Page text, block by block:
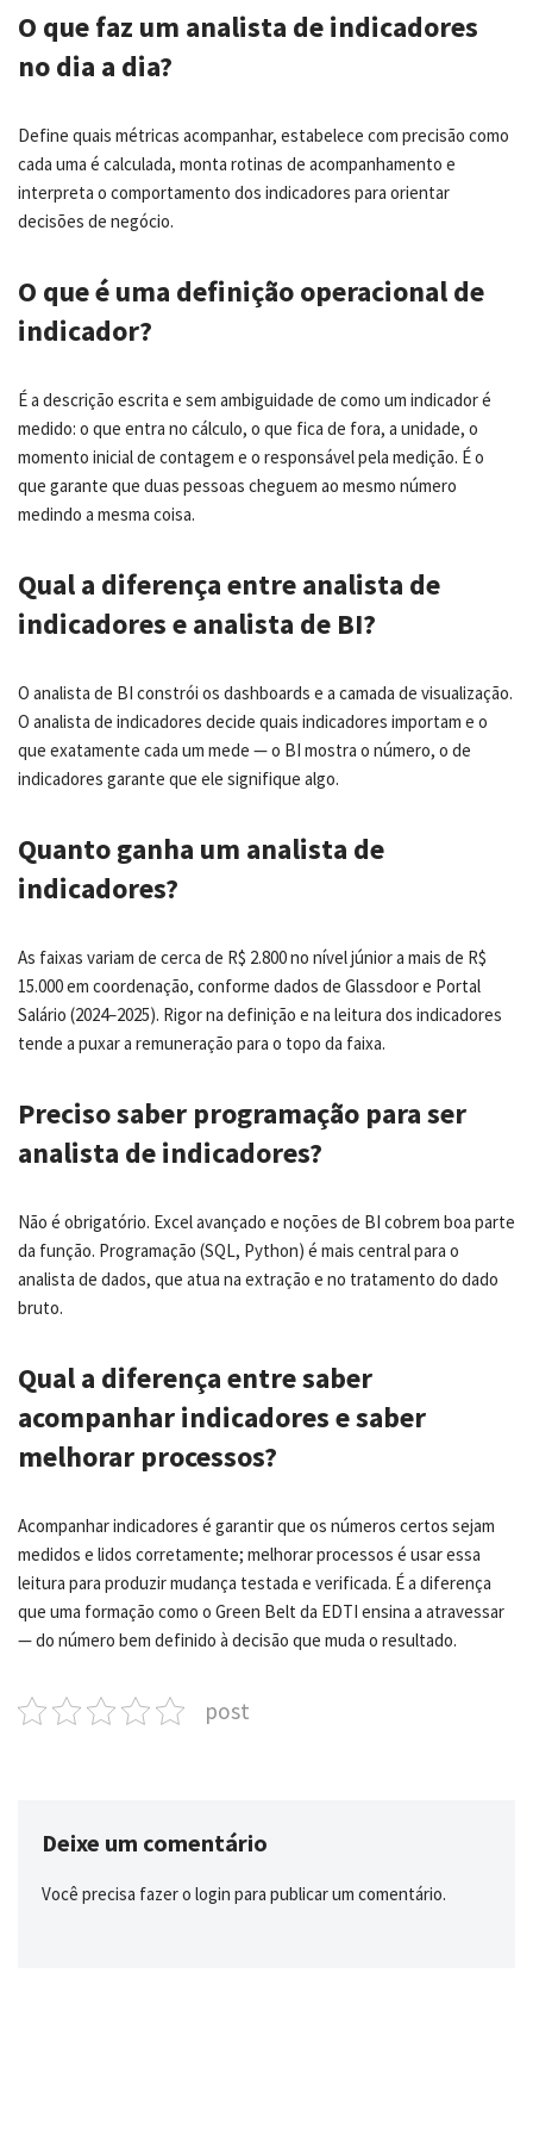
O que faz um analista de indicadores
no dia a dia?
Define quais métricas acompanhar, estabelece com precisão como
cada uma é calculada, monta rotinas de acompanhamento e
interpreta o comportamento dos indicadores para orientar
decisões de negócio.
O que é uma definição operacional de
indicador?
É a descrição escrita e sem ambiguidade de como um indicador é
medido: o que entra no cálculo, o que fica de fora, a unidade, o
momento inicial de contagem e o responsável pela medição. É o
que garante que duas pessoas cheguem ao mesmo número
medindo a mesma coisa.
Qual a diferença entre analista de
indicadores e analista de BI?
O analista de BI constrói os dashboards e a camada de visualização.
O analista de indicadores decide quais indicadores importam e o
que exatamente cada um mede — o BI mostra o número, o de
indicadores garante que ele signifique algo.
Quanto ganha um analista de
indicadores?
As faixas variam de cerca de R$ 2.800 no nível júnior a mais de R$
15.000 em coordenação, conforme dados de Glassdoor e Portal
Salário (2024–2025). Rigor na definição e na leitura dos indicadores
tende a puxar a remuneração para o topo da faixa.
Preciso saber programação para ser
analista de indicadores?
Não é obrigatório. Excel avançado e noções de BI cobrem boa parte
da função. Programação (SQL, Python) é mais central para o
analista de dados, que atua na extração e no tratamento do dado
bruto.
Qual a diferença entre saber
acompanhar indicadores e saber
melhorar processos?
Acompanhar indicadores é garantir que os números certos sejam
medidos e lidos corretamente; melhorar processos é usar essa
leitura para produzir mudança testada e verificada. É a diferença
que uma formação como o Green Belt da EDTI ensina a atravessar
— do número bem definido à decisão que muda o resultado.
post
Deixe um comentário
Você precisa fazer o login para publicar um comentário.